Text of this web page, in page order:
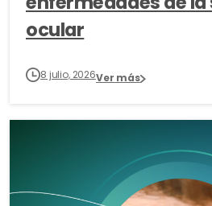
ocular
8 julio, 2026Ver más